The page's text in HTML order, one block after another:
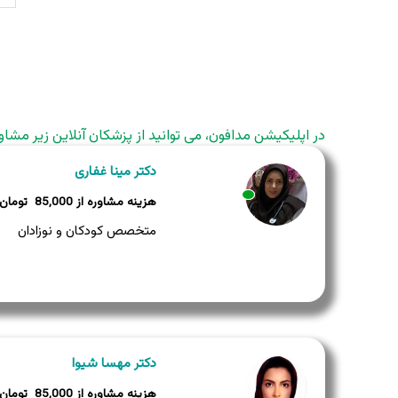
در اپلیکیشن مدافون، می توانید از پزشکان آنلاین زیر
دکتر مینا غفاری
85,000
متخصص کودکان و نوزادان
دکتر مهسا شیوا
85,000